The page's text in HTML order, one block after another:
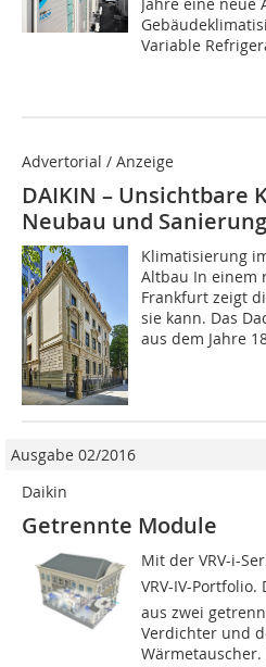
Jahre eine neue
Variable
Advertorial / Anzeige
DAIKIN – Unsichtbare
Neubau und Sanierung
Klimatisierung
Altbau In einem
Frankfurt zeigt
sie kann. Das
aus dem Jahre
Ausgabe 02/2016
Daikin
Getrennte Module
Mit der VRV-i-
VRV-IV-
aus zwei
Verdichter und